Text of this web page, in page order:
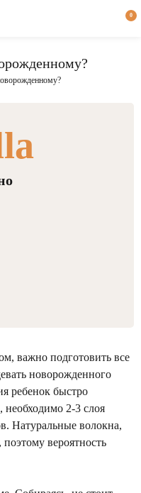
0
важно подготовить все
новорожденного
ребенок быстро
необходимо 2-3 слоя
Натуральные волокна,
вероятность